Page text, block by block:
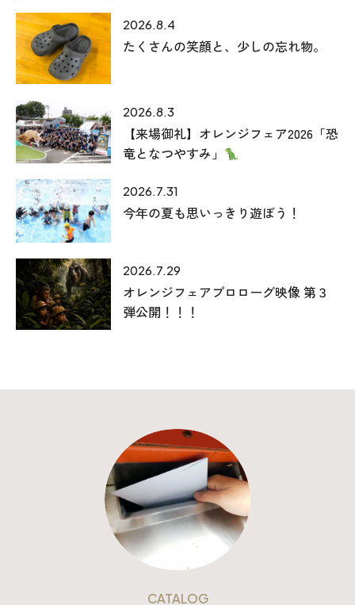
025-552-0456 (本社)
0120-470-456 (フリーダイヤル)
上越店
〒942-0072 新潟県上越市栄町2-11-40 1F
0120-696-711 (フリーダイヤル)
2026.8.4
たくさんの笑顔と、少しの忘れ物。
2026.8.3
【来場御礼】オレンジフェア2026「恐
竜となつやすみ」
2026.7.31
今年の夏も思いっきり遊ぼう！
2026.7.29
オレンジフェアプロローグ映像 第３
弾公開！！！
CATALOG